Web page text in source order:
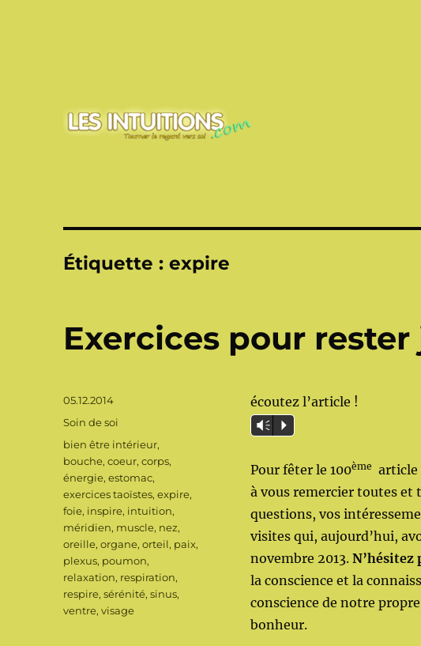
Étiquette :expire
Exercices pour rester
écoutez l’article !
Vm P
Pour fêter le 100ème article
à vous remercier toutes et
questions, vos
visites qui, aujourd’hui,
novembre 2013.N’hésitez
la conscience et la
conscience de notre
bonheur.
Publié
05.12.2014
Catégories
Soin de soi
Étiquettes
bien être intérieur,
bouche,coeur,corps,
énergie,estomac,
exercices taoïstes,expire,
foie, inspire, intuition,
méridien, muscle, nez,
oreille,organe,orteil, paix,
plexus, poumon,
relaxation, respiration,
respire,sérénité,sinus,
ventre,visage